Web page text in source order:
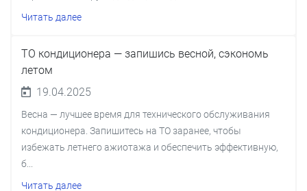
Читать далее
ТО кондиционера — запишись весной, сэкономь
летом
19.04.2025
Весна — лучшее время для технического обслуживания
кондиционера. Запишитесь на ТО заранее, чтобы
избежать летнего ажиотажа и обеспечить эффективную,
б...
Читать далее